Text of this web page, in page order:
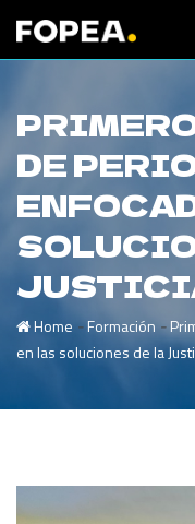
DE
Home -Formación-
en las soluciones de la